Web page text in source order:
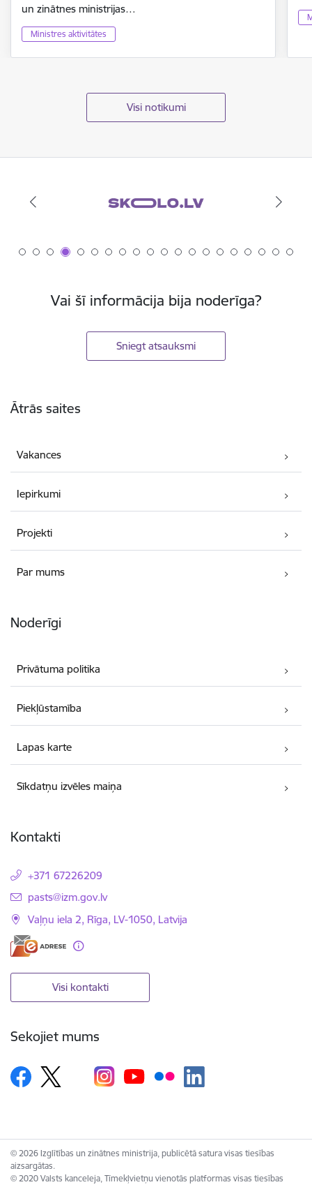
un zinātnes ministrijas…
Ministres aktivitātes
Visi notikumi
Vai šī informācija bija noderīga?
Sniegt atsauksmi
Ātrās saites
Vakances
Iepirkumi
Projekti
Par mums
Noderīgi
Privātuma politika
Piekļūstamība
Lapas karte
Sīkdatņu izvēles maiņa
Kontakti
+371 67226209
E-pasts:
pasts@izm.gov.lv
Vaļņu iela 2, Rīga, LV-1050, Latvija
Visi kontakti
Sekojiet mums
© 2026 Izglītības un zinātnes ministrija, publicētā satura visas tiesības
aizsargātas.
© 2020 Valsts kanceleja, Tīmekļvietņu vienotās platformas visas tiesības